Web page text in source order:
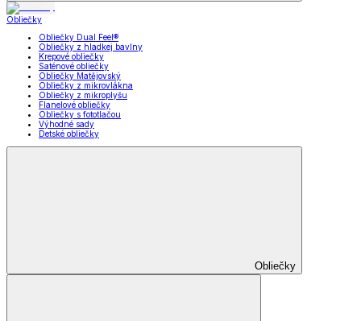
Obliečky
Obliečky Dual Feel®
Obliečky z hladkej bavlny
Krepové obliečky
Saténové obliečky
Obliečky Matějovský
Obliečky z mikrovlákna
Obliečky z mikroplyšu
Flanelové obliečky
Obliečky s fototlačou
Výhodné sady
Detské obliečky
Obliečky